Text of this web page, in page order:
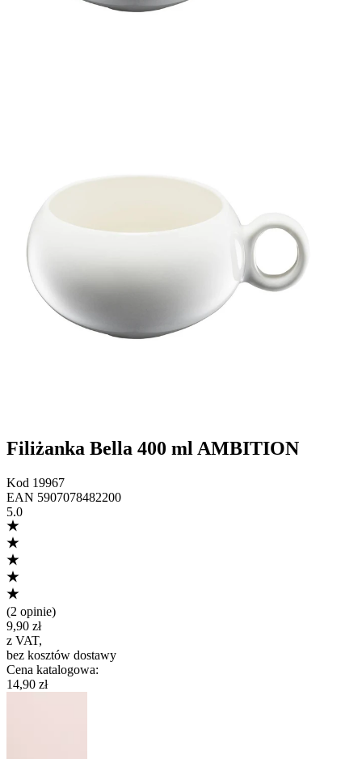
Filiżanka Bella 400 ml AMBITION
Kod 19967
EAN 5907078482200
5.0
(2 opinie)
9,90 zł
z VAT,
bez kosztów dostawy
Cena katalogowa:
14,90 zł